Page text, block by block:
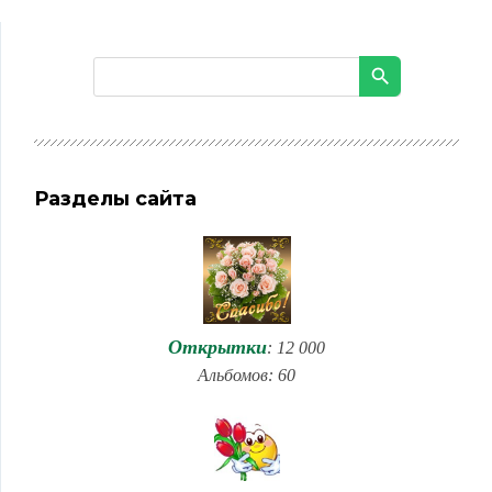
Разделы сайта
Открытки: 12 000
Альбомов: 60